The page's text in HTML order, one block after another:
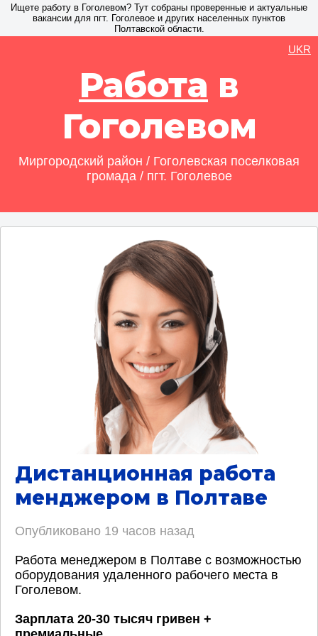
Ищете работу в Гоголевом? Тут собраны проверенные и актуальные
вакансии для пгт. Гоголевое и других населенных пунктов
Полтавской области.
Работа в
Гоголевом
Миргородский район / Гоголевская поселковая
громада / пгт. Гоголевое
UKR
Дистанционная работа
менджером в Полтаве
Опубликовано 19 часов назад
Работа менеджером в Полтаве с возможностью
оборудования удаленного рабочего места в
Гоголевом.
Зарплата 20-30 тысяч гривен +